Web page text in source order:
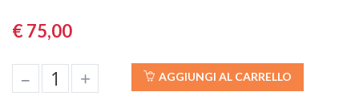
€ 75,00
– + AGGIUNGI AL CARRELLO